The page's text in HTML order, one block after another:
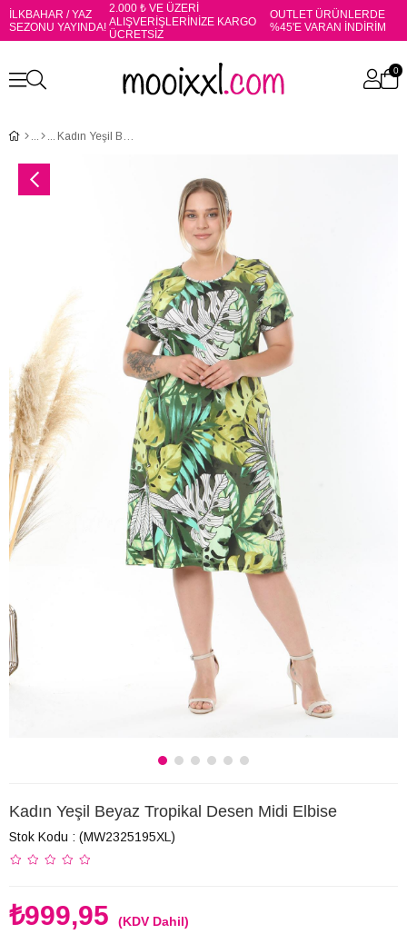
İLKBAHAR / YAZ
SEZONU YAYINDA!
2.000 ₺ VE ÜZERİ
ALIŞVERİŞLERİNİZE KARGO
ÜCRETSİZ
OUTLET ÜRÜNLERDE
%45'E VARAN İNDİRİM
0
Kadın Yeşil Beyaz Tropikal Desen Midi Elbise
Kadın Yeşil Beyaz Tropikal Desen Midi Elbise
Stok Kodu (MW2325195XL)
₺999,95 (KDV Dahil)